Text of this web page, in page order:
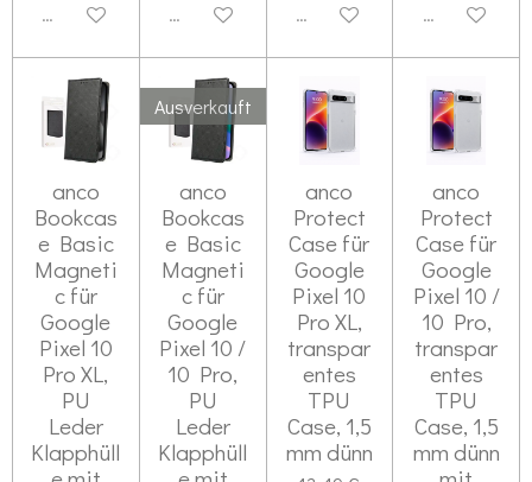
Deaktiviert Deaktiviert Deaktiviert Deaktiviert
anco
Bookcas
e Basic
Magneti
c für
Google
Pixel 10
Pro XL,
PU
Leder
Klapphüll
Ausverkauft
anco
Bookcas
e Basic
Magneti
c für
Google
Pixel 10 /
10 Pro,
PU
Leder
Klapphüll
anco
Protect
Case für
Google
Pixel 10
Pro XL,
transpar
entes
TPU
Case, 1,5
mm dünn
anco
Protect
Case für
Google
Pixel 10 /
10 Pro,
transpar
entes
TPU
Case, 1,5
mm dünn